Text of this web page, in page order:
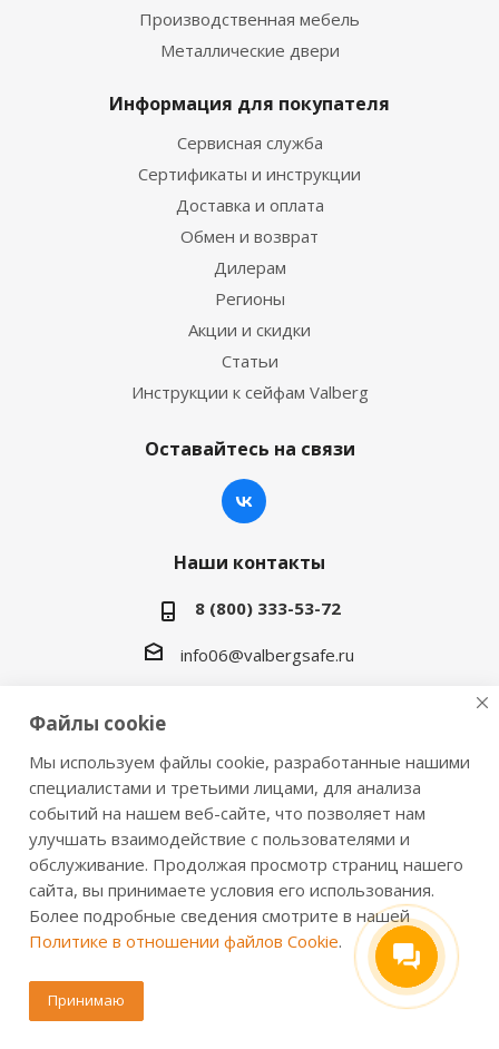
Производственная мебель
Металлические двери
Информация для покупателя
Сервисная служба
Сертификаты и инструкции
Доставка и оплата
Обмен и возврат
Дилерам
Регионы
Акции и скидки
Статьи
Инструкции к сейфам Valberg
Оставайтесь на связи
Наши контакты
8 (800) 333-53-72
info06@valbergsafe.ru
2016-2026 © VALBERGSAFE.RU — Интернет-магазин
сейфов Valberg и металлической мебели Практик.
Продажа сейфов для дома и офиса, металлических
шкафов, стеллажей, металлических дверей.
Информация о розничных ценах, технических
характеристиках, наличии на складе носит справочный
Файлы cookie
Мы используем файлы cookie, разработанные нашими
специалистами и третьими лицами, для анализа
событий на нашем веб-сайте, что позволяет нам
улучшать взаимодействие с пользователями и
обслуживание. Продолжая просмотр страниц нашего
сайта, вы принимаете условия его использования.
Более подробные сведения смотрите в нашей
Политике в отношении файлов Cookie.
Принимаю